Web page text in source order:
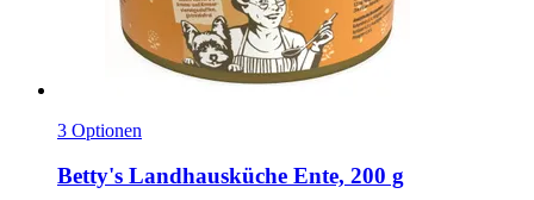
3 Optionen
Betty's Landhausküche Ente, 200 g